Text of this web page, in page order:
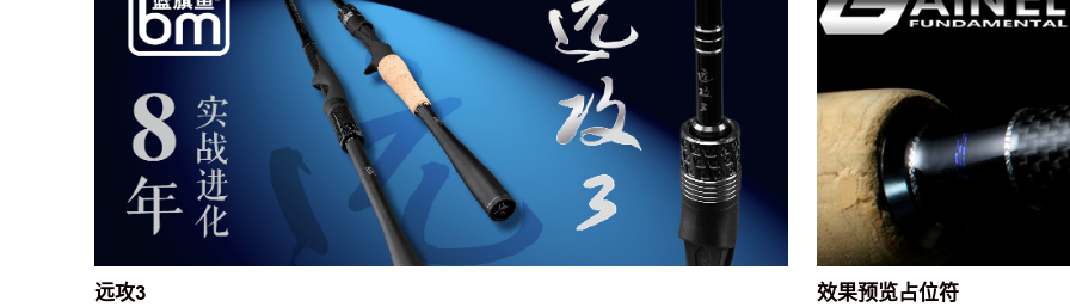
远攻3 效果预览占位符